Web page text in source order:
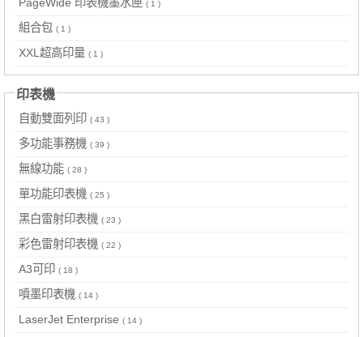
( 1 )
組合包 ( 1 )
XXL超高印量 ( 1 )
印表機
自動雙面列印 ( 43 )
多功能事務機 ( 39 )
無線功能 ( 28 )
單功能印表機 ( 25 )
黑白雷射印表機 ( 23 )
彩色雷射印表機 ( 22 )
A3可印 ( 18 )
噴墨印表機 ( 14 )
LaserJet Enterprise ( 14 )